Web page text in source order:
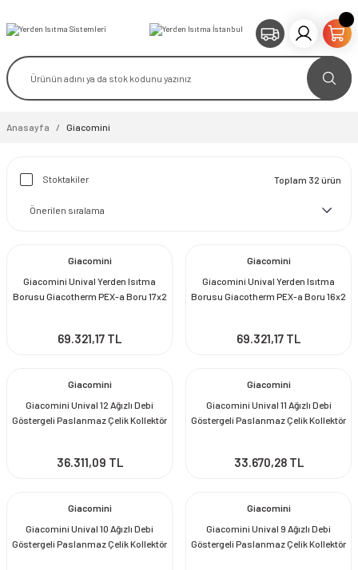
Anasayfa Giacomini
Stoktakiler Toplam 32 ürün
Giacomini
Giacomini Unival Yerden Isıtma
Borusu Giacotherm PEX-a Boru 17x2
69.321,17 TL
Giacomini
Giacomini Unival Yerden Isıtma
Borusu Giacotherm PEX-a Boru 16x2
69.321,17 TL
Giacomini
Giacomini Unival 12 Ağızlı Debi
Göstergeli Paslanmaz Çelik Kollektör
36.311,09 TL
Giacomini
Giacomini Unival 11 Ağızlı Debi
Göstergeli Paslanmaz Çelik Kollektör
33.670,28 TL
Giacomini
Giacomini Unival 10 Ağızlı Debi
Göstergeli Paslanmaz Çelik Kollektör
Giacomini
Giacomini Unival 9 Ağızlı Debi
Göstergeli Paslanmaz Çelik Kollektör